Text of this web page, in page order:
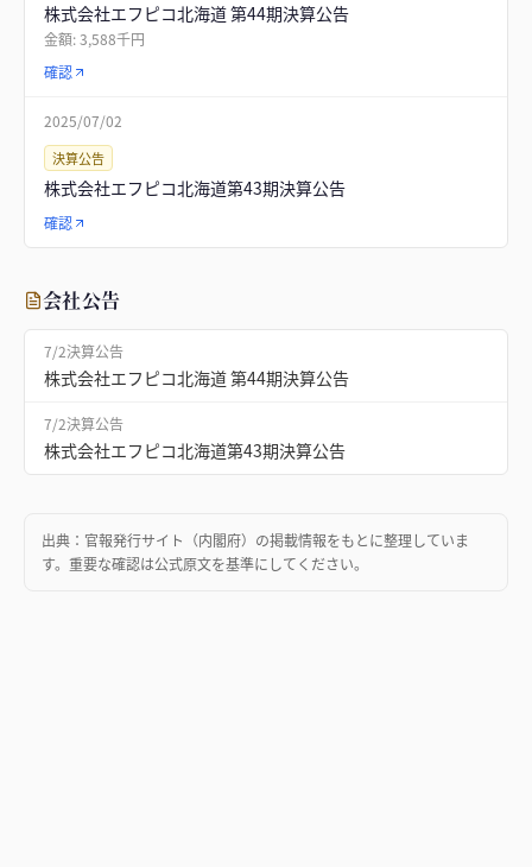
株式会社エフピコ北海道 第44期決算公告
金額:3,588千円
確認
2025/07/02
決算公告
株式会社エフピコ北海道第43期決算公告
確認
会社公告
7/2決算公告
株式会社エフピコ北海道 第44期決算公告
7/2決算公告
株式会社エフピコ北海道第43期決算公告
出典： 官報発行サイト（内閣府） の掲載情報をもとに整理していま
す。重要な確認は公式原文を基準にしてください。